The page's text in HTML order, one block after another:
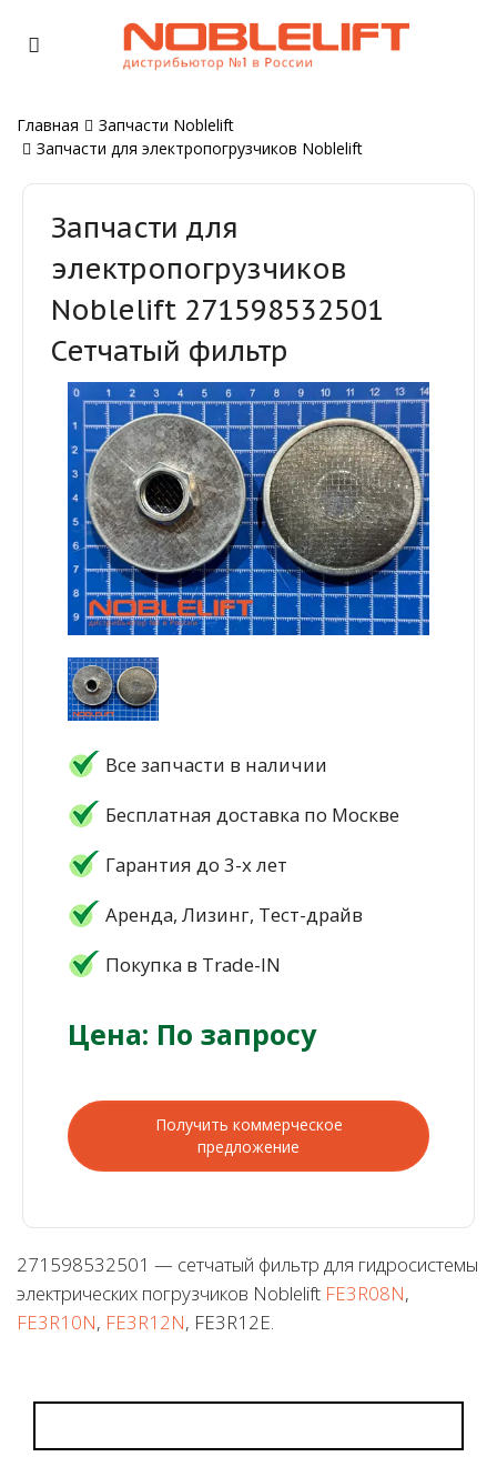
Главная
Запчасти Noblelift
Запчасти для электропогрузчиков Noblelift
Запчасти для
электропогрузчиков
Noblelift 271598532501
Сетчатый фильтр
Все запчасти в наличии
Бесплатная доставка по Москве
Гарантия до 3-х лет
Аренда, Лизинг, Тест-драйв
Покупка в Trade-IN
Цена: По запросу
Получить коммерческое
предложение
271598532501 — сетчатый фильтр для гидросистемы
электрических погрузчиков Noblelift FE3R08N,
FE3R10N, FE3R12N, FE3R12E.